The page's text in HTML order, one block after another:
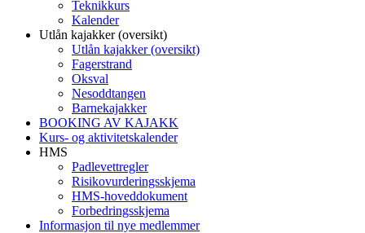
Teknikkurs
Kalender
Utlån kajakker (oversikt)
Utlån kajakker (oversikt)
Fagerstrand
Oksval
Nesoddtangen
Barnekajakker
BOOKING AV KAJAKK
Kurs- og aktivitetskalender
HMS
Padlevettregler
Risikovurderingsskjema
HMS-hoveddokument
Forbedringsskjema
Informasjon til nye medlemmer